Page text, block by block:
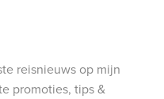
reisnieuws op mijn
promoties, tips &